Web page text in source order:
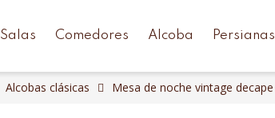
Salas Comedores Alcoba Persianas
Alcobas clásicas Mesa de noche vintage decape